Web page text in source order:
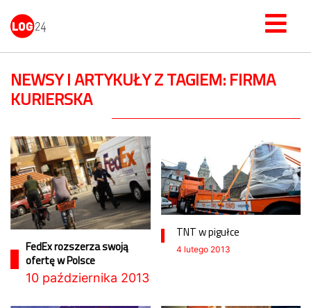
NEWSY I ARTYKUŁY Z TAGIEM: FIRMA
KURIERSKA
FedEx rozszerza swoją
ofertę w Polsce
10 października 2013
TNT w pigułce
4 lutego 2013